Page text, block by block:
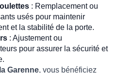
: Remplacement ou
usés pour maintenir
et la stabilité de la porte.
: Ajustement ou
pour assurer la sécurité et
Garenne, vous bénéficiez